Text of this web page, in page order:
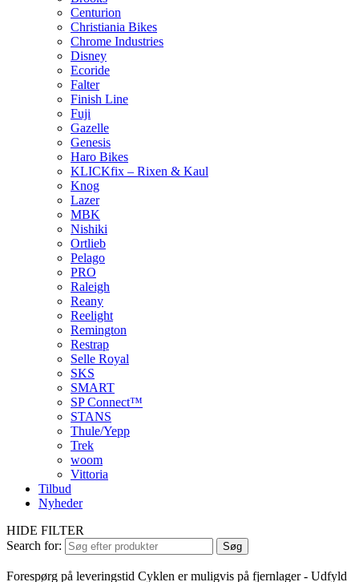
Centurion
Christiania Bikes
Chrome Industries
Disney
Ecoride
Falter
Finish Line
Fuji
Gazelle
Genesis
Haro Bikes
KLICKfix – Rixen & Kaul
Knog
Lazer
MBK
Nishiki
Ortlieb
Pelago
PRO
Raleigh
Reany
Reelight
Remington
Restrap
Selle Royal
SKS
SMART
SP Connect™
STANS
Thule/Yepp
Trek
woom
Vittoria
Tilbud
Nyheder
HIDE FILTER
Search for:
Søg
Forespørg på leveringstid Cyklen er muligvis på fjernlager - Udfyld